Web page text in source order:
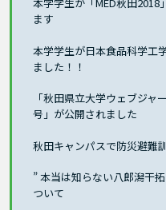
ます
本学学生が日本食品科学工
ました！！
「秋田県立大学ウェブジャ
号」が公開されました
秋田キャンパスで防災避難
” 本当は知らない八郎潟干
ついて